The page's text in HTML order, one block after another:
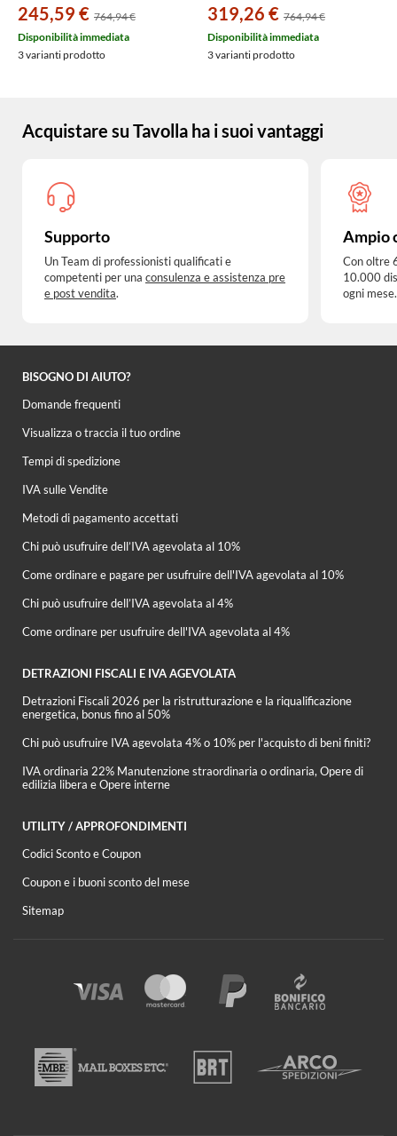
display digitale 3632393
245,59 € 764,94 €
Disponibilità immediata
3 varianti prodotto
display digitale 3632394
319,26 € 764,94 €
Disponibilità immediata
3 varianti prodotto
Acquistare su Tavolla ha i suoi vantaggi
Supporto
Un Team di professionisti qualificati e
competenti per una consulenza e assistenza pre
e post vendita.
Ampio
Con oltre
10.000
ogni mese.
BISOGNO DI AIUTO?
Domande frequenti
Visualizza o traccia il tuo ordine
Tempi di spedizione
IVA sulle Vendite
Metodi di pagamento accettati
Chi può usufruire dell’IVA agevolata al 10%
Come ordinare e pagare per usufruire dell'IVA agevolata al 10%
Chi può usufruire dell’IVA agevolata al 4%
Come ordinare per usufruire dell'IVA agevolata al 4%
DETRAZIONI FISCALI E IVA AGEVOLATA
Detrazioni Fiscali 2026 per la ristrutturazione e la riqualificazione
energetica, bonus fino al 50%
Chi può usufruire IVA agevolata 4% o 10% per l'acquisto di beni finiti?
IVA ordinaria 22% Manutenzione straordinaria o ordinaria, Opere di
edilizia libera e Opere interne
UTILITY / APPROFONDIMENTI
Codici Sconto e Coupon
Coupon e i buoni sconto del mese
Sitemap